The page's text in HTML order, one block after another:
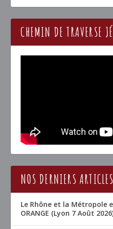
CHEMIN DE TRAVERSE
NOS DERNIERS
Le Rhône et la Métropole
ORANGE (Lyon 7 Août